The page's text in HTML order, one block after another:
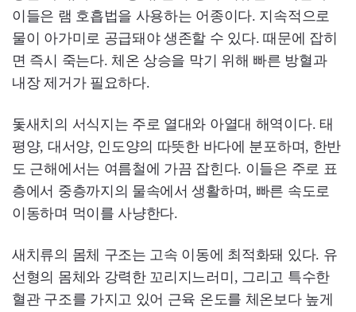
이들은 램 호흡법을 사용하는 어종이다. 지속적으로
물이 아가미로 공급돼야 생존할 수 있다. 때문에 잡히
면 즉시 죽는다. 체온 상승을 막기 위해 빠른 방혈과
내장 제거가 필요하다.
돛새치의 서식지는 주로 열대와 아열대 해역이다. 태
평양, 대서양, 인도양의 따뜻한 바다에 분포하며, 한반
도 근해에서는 여름철에 가끔 잡힌다. 이들은 주로 표
층에서 중층까지의 물속에서 생활하며, 빠른 속도로
이동하며 먹이를 사냥한다.
새치류의 몸체 구조는 고속 이동에 최적화돼 있다. 유
선형의 몸체와 강력한 꼬리지느러미, 그리고 특수한
혈관 구조를 가지고 있어 근육 온도를 체온보다 높게